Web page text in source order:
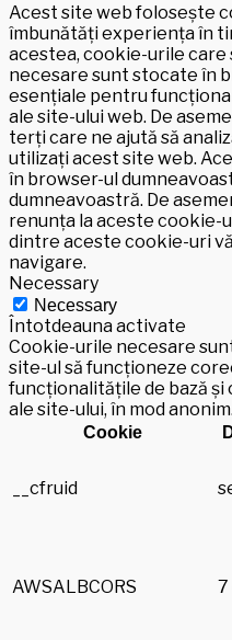
Acest site web folosește
îmbunătăți experiența în
acestea, cookie-urile
necesare sunt stocate în
esențiale pentru
ale site-ului web. De
terți care ne ajută să
utilizați acest site web.
în browser-ul
dumneavoastră. De
renunța la aceste cookie-
dintre aceste cookie-uri
navigare.
Necessary
Necessary
Întotdeauna activate
Cookie-urile necesare
site-ul să funcționeze
funcționalitățile de bază
ale site-ului, în mod anonim.
Cookie
__cfruid
AWSALBCORS 7